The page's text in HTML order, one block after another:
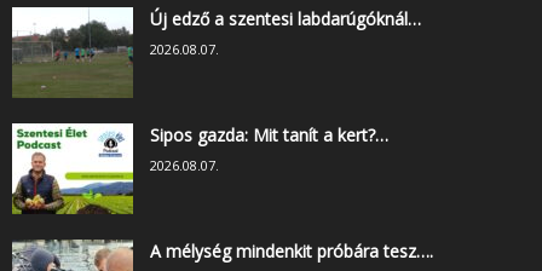
Új edző a szentesi labdarúgóknál…
2026.08.07.
Sipos gazda: Mit tanít a kert?…
2026.08.07.
A mélység mindenkit próbára tesz….